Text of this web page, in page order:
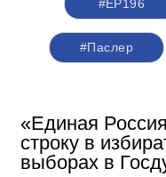
#ЕР196
#Паслер
«Единая
строку в
выборах в